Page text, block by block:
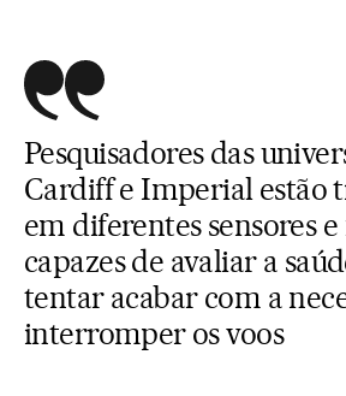
Pesquisadores das
Cardiff e Imperial estão
em diferentes sensores
capazes de avaliar a
tentar acabar com a
interromper os voos